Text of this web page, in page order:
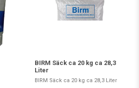
BIRM Säck ca 20 kg ca 28,3
Liter
BIRM Säck ca 20 kg ca 28,3 Liter